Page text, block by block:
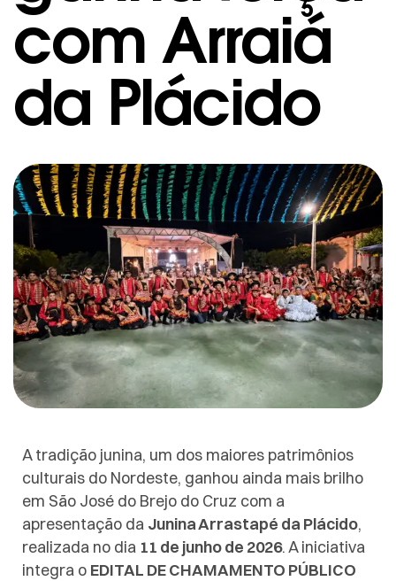
com Arraiá
da Plácido
A tradição junina, um dos maiores patrimônios
culturais do Nordeste, ganhou ainda mais brilho
em São José do Brejo do Cruz com a
apresentação da Junina Arrastapé da Plácido,
realizada no dia 11 de junho de 2026. A iniciativa
integra o EDITAL DE CHAMAMENTO PÚBLICO